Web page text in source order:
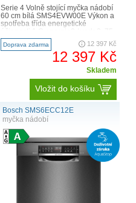
Serie 4 Volně stojící myčka nádobí
60 cm bílá SMS4EVW00E Výkon a
spotřeba třída energetické
kWh / 9 l kapa..
Doprava zdarma 12 397 Kč
12 397 Kč
Skladem
Vložit do košíku
Bosch SMS6ECC12E
myčka nádobí